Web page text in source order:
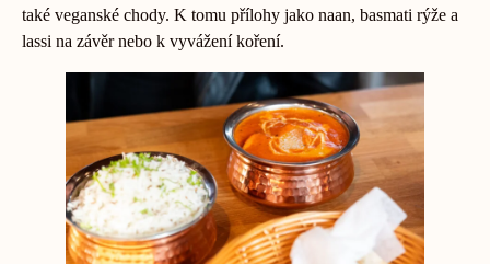
také veganské chody. K tomu přílohy jako naan, basmati rýže a
lassi na závěr nebo k vyvážení koření.